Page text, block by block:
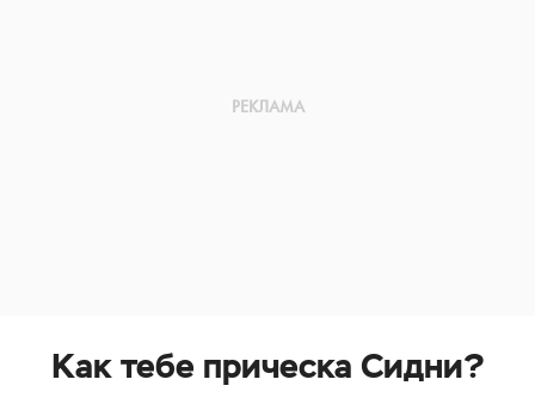
Как тебе прическа Сидни?